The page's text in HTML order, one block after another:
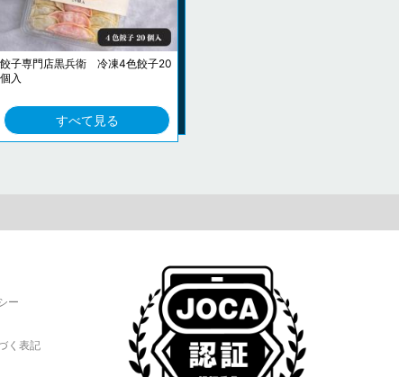
餃子専門店黒兵衛 冷凍4色餃子20
個入
すべて見る
ー
く表記